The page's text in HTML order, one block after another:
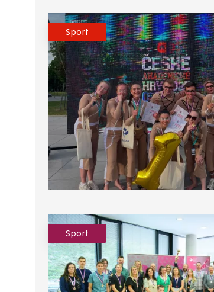
Sport
Sport